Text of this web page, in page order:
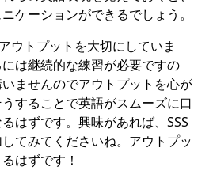
ケーションができるでしょう。
ウトプットを大切にしていま
は継続的な練習が必要ですの
ませんのでアウトプットを心が
することで英語がスムーズに口
はずです。興味があれば、SSS
てみてくださいね。アウトプッ
はずです！